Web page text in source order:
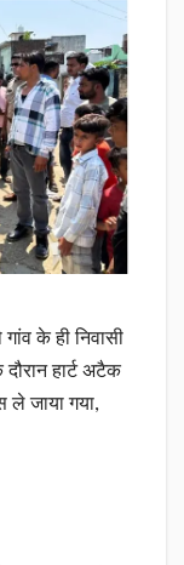
के ही निवासी
हार्ट अटैक
ले जाया गया,